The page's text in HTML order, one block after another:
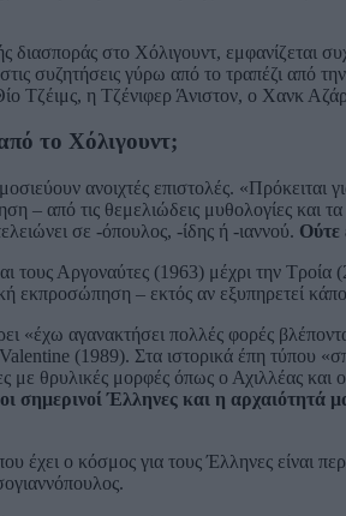
στο Χόλιγουντ, εμφανίζεται
συζητήσεις γύρω από το τραπέζι από
Τζέιμς, η Τζένιφερ Άνιστον, ο Χανκ
το Χόλιγουντ;
ανοιχτές επιστολές. «Πρόκειται
– από τις θεμελιώδεις μυθολογίες και
σε -όπουλος, -ίδης ή -ιαννού. Ούτε
τους Αργοναύτες (1963) μέχρι την Τροία
εκπροσώπηση – εκτός αν εξυπηρετεί
«έχω αγανακτήσει πολλές φορές
(1989). Στα ιστορικά έπη τύπου
με θρυλικές μορφές όπως ο Αχιλλέας
σημερινοί Έλληνες και η αρχαιότητά
έχει ο κόσμος για τους Έλληνες είναι